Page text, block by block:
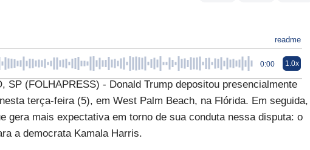
readme
0:00 1.0x
SP (FOLHAPRESS) - Donald Trump depositou presencialmente
terça-feira (5), em West Palm Beach, na Flórida. Em seguida,
gera mais expectativa em torno de sua conduta nessa disputa: o
a democrata Kamala Harris.